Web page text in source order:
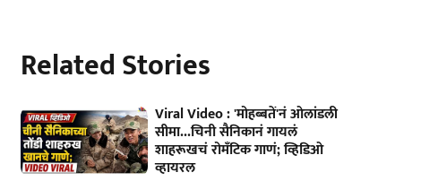
Related Stories
Viral Video : 'मोहब्बतें'नं ओलांडली
सीमा...चिनी सैनिकानं गायलं
शाहरूखचं रोमँटिक गाणं; व्हिडिओ
व्हायरल